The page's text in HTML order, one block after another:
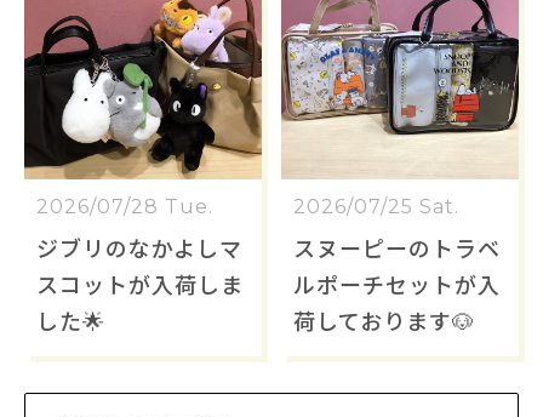
2026/07/28 Tue.
ジブリのなかよしマ
スコットが入荷しま
した🌟
2026/07/25 Sat.
スヌーピーのトラベ
ルポーチセットが入
荷しております🐶